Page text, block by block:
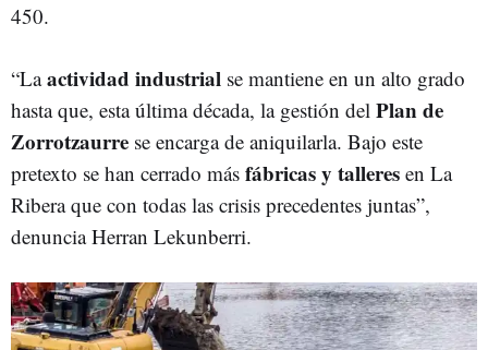
450.
“Laactividad industrial se mantiene en un alto grado
hasta que, esta última década, la gestión del Plan de
Zorrotzaurre se encarga de aniquilarla. Bajo este
pretexto se han cerrado más fábricasy talleres en La
Ribera que con todas las crisis precedentes juntas”,
denuncia Herran Lekunberri.